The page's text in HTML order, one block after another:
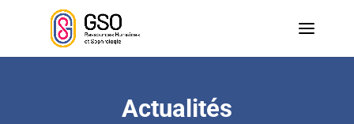
Actualités